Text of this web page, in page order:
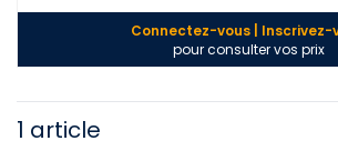
Connectez-vous | Inscrivez-
pour consulter vos prix
1 article